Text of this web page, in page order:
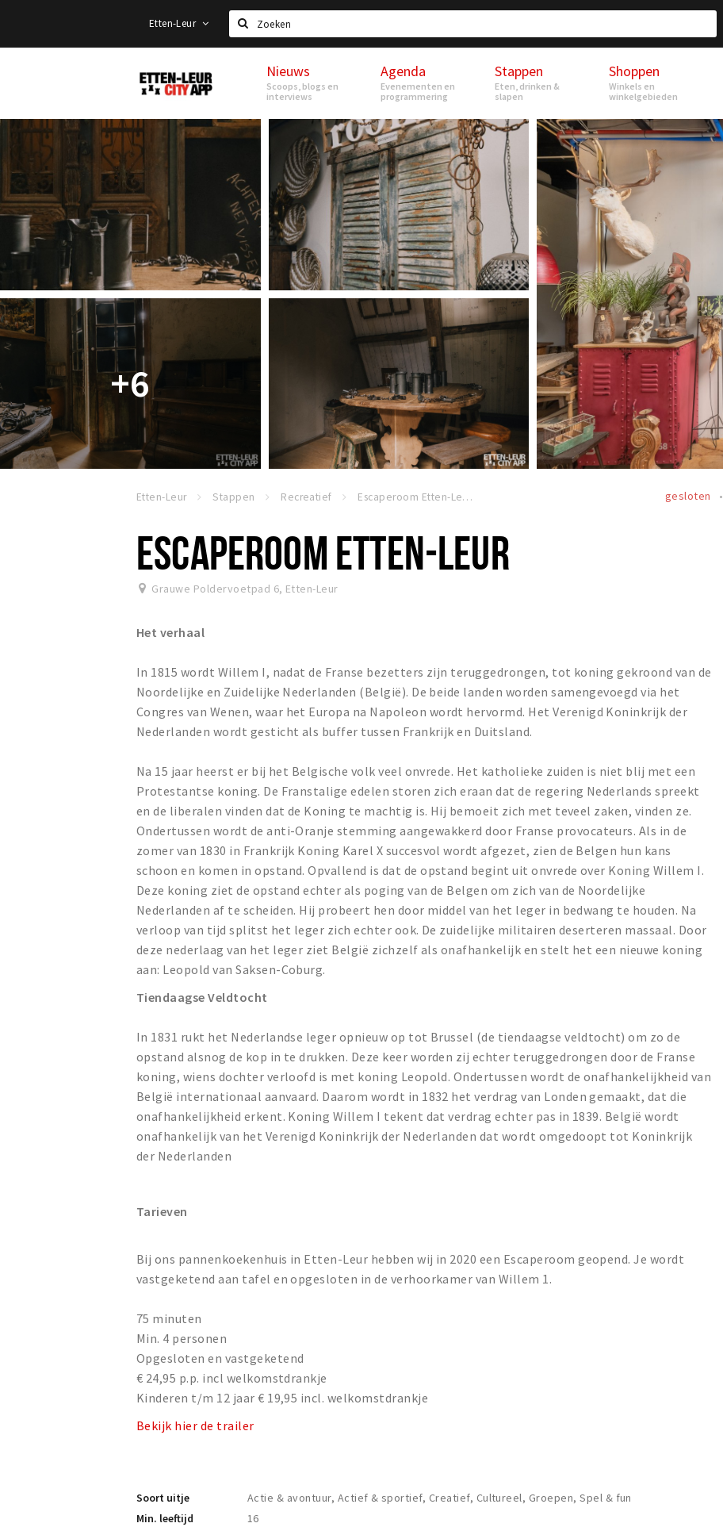
Etten-Leur
Zoeken
Etten-
Leur
Nieuws
Scoops, blogs en
interviews
Agenda
Evenementen en
programmering
Stappen
Eten, drinken &
slapen
Shoppen
Winkels en
winkelgebieden
+6
Etten-Leur Stappen Recreatief Escaperoom Etten-Leur gesloten
ESCAPEROOM ETTEN-LEUR
Grauwe Poldervoetpad 6, Etten-Leur
Het verhaal
In 1815 wordt Willem I, nadat de Franse bezetters zijn teruggedrongen, tot koning gekroond van de
Noordelijke en Zuidelijke Nederlanden (België). De beide landen worden samengevoegd via het
Congres van Wenen, waar het Europa na Napoleon wordt hervormd. Het Verenigd Koninkrijk der
Nederlanden wordt gesticht als buffer tussen Frankrijk en Duitsland.
Na 15 jaar heerst er bij het Belgische volk veel onvrede. Het katholieke zuiden is niet blij met een
Protestantse koning. De Franstalige edelen storen zich eraan dat de regering Nederlands spreekt
en de liberalen vinden dat de Koning te machtig is. Hij bemoeit zich met teveel zaken, vinden ze.
Ondertussen wordt de anti-Oranje stemming aangewakkerd door Franse provocateurs. Als in de
zomer van 1830 in Frankrijk Koning Karel X succesvol wordt afgezet, zien de Belgen hun kans
schoon en komen in opstand. Opvallend is dat de opstand begint uit onvrede over Koning Willem I.
Deze koning ziet de opstand echter als poging van de Belgen om zich van de Noordelijke
Nederlanden af te scheiden. Hij probeert hen door middel van het leger in bedwang te houden. Na
verloop van tijd splitst het leger zich echter ook. De zuidelijke militairen deserteren massaal. Door
deze nederlaag van het leger ziet België zichzelf als onafhankelijk en stelt het een nieuwe koning
aan: Leopold van Saksen-Coburg.
Tiendaagse Veldtocht
In 1831 rukt het Nederlandse leger opnieuw op tot Brussel (de tiendaagse veldtocht) om zo de
opstand alsnog de kop in te drukken. Deze keer worden zij echter teruggedrongen door de Franse
koning, wiens dochter verloofd is met koning Leopold. Ondertussen wordt de onafhankelijkheid van
België internationaal aanvaard. Daarom wordt in 1832 het verdrag van Londen gemaakt, dat die
onafhankelijkheid erkent. Koning Willem I tekent dat verdrag echter pas in 1839. België wordt
onafhankelijk van het Verenigd Koninkrijk der Nederlanden dat wordt omgedoopt tot Koninkrijk
der Nederlanden
Tarieven
Bij ons pannenkoekenhuis in Etten-Leur hebben wij in 2020 een Escaperoom geopend. Je wordt
vastgeketend aan tafel en opgesloten in de verhoorkamer van Willem 1.
75 minuten
Min. 4 personen
Opgesloten en vastgeketend
€ 24,95 p.p. incl welkomstdrankje
Kinderen t/m 12 jaar € 19,95 incl. welkomstdrankje
Bekijk hier de trailer
Soort uitje
Actie & avontuur, Actief & sportief, Creatief, Cultureel, Groepen, Spel & fun
Min. leeftijd
16